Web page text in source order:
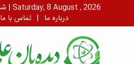
شنبه، ۱۷ مرداد، ۱۴۰۵ | Saturday, 8 August , 2026
درباره ما | تماس با ما